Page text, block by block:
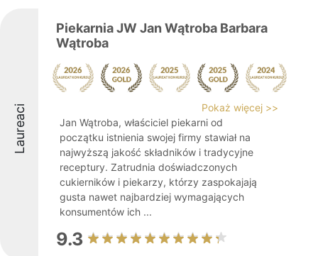
Laureaci
Piekarnia JW Jan Wątroba Barbara
Wątroba
Pokaż więcej >>
Jan Wątroba, właściciel piekarni od
początku istnienia swojej firmy stawiał na
najwyższą jakość składników i tradycyjne
receptury. Zatrudnia doświadczonych
cukierników i piekarzy, którzy zaspokajają
gusta nawet najbardziej wymagających
konsumentów ich ...
9.3